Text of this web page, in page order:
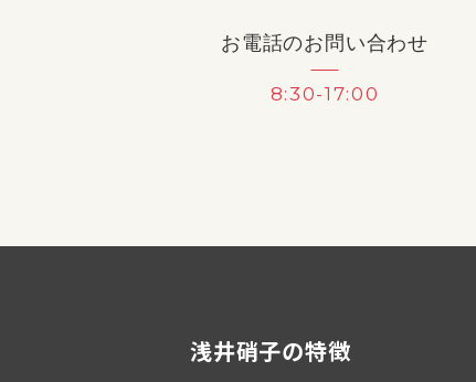
お電話のお問い合わせ
8:30-17:00
浅井硝子の特徴